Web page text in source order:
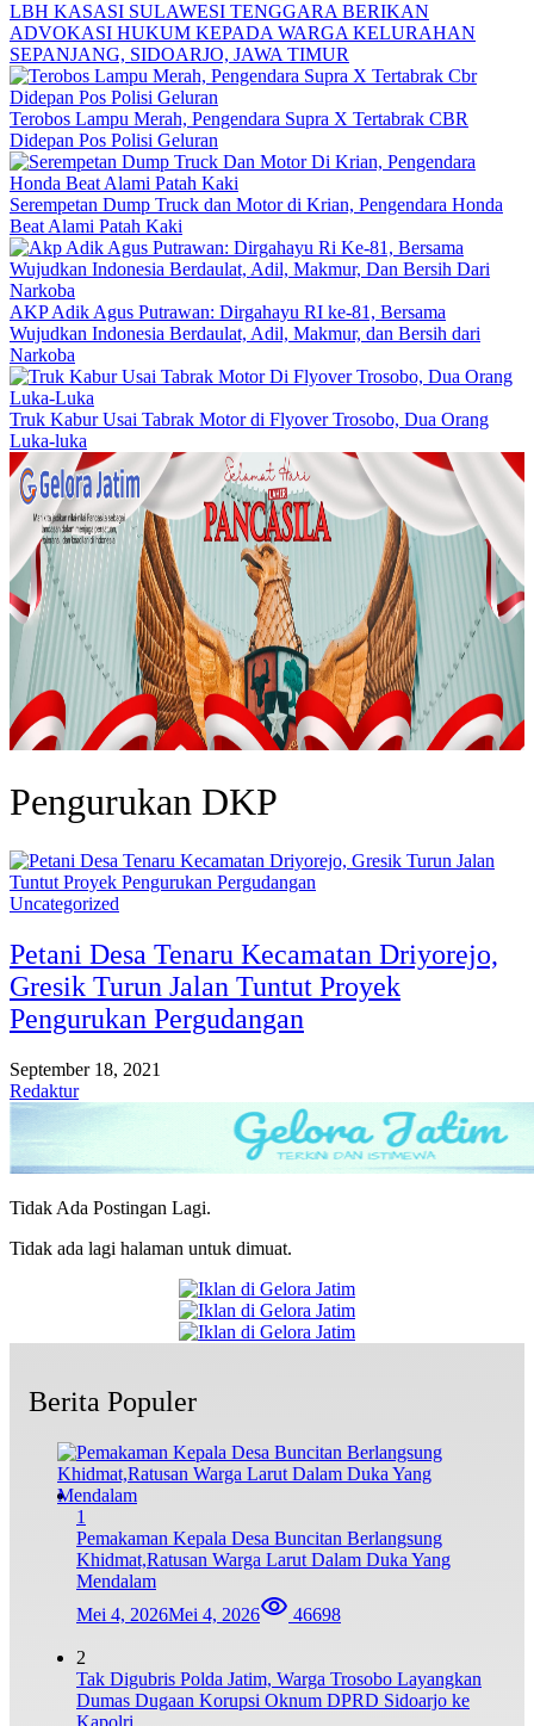
LBH KASASI SULAWESI TENGGARA BERIKAN
ADVOKASI HUKUM KEPADA WARGA KELURAHAN
SEPANJANG, SIDOARJO, JAWA TIMUR
Terobos Lampu Merah, Pengendara Supra X Tertabrak CBR
Didepan Pos Polisi Geluran
Serempetan Dump Truck dan Motor di Krian, Pengendara Honda
Beat Alami Patah Kaki
AKP Adik Agus Putrawan: Dirgahayu RI ke-81, Bersama
Wujudkan Indonesia Berdaulat, Adil, Makmur, dan Bersih dari
Narkoba
Truk Kabur Usai Tabrak Motor di Flyover Trosobo, Dua Orang
Luka-luka
Pengurukan DKP
Uncategorized
Petani Desa Tenaru Kecamatan Driyorejo,
Gresik Turun Jalan Tuntut Proyek
Pengurukan Pergudangan
September 18, 2021
Redaktur
Tidak Ada Postingan Lagi.
Tidak ada lagi halaman untuk dimuat.
Berita Populer
1
Pemakaman Kepala Desa Buncitan Berlangsung
Khidmat,Ratusan Warga Larut Dalam Duka Yang
Mendalam
Mei 4, 2026Mei 4, 2026 46698
2
Tak Digubris Polda Jatim, Warga Trosobo Layangkan
Dumas Dugaan Korupsi Oknum DPRD Sidoarjo ke
Kapolri